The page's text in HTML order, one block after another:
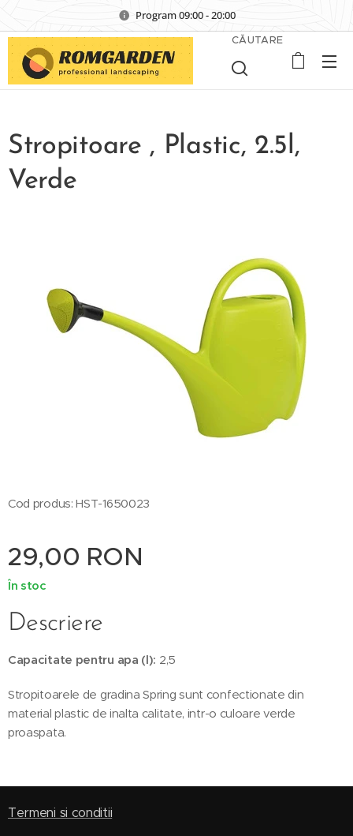
Program 09:00 - 20:00
CĂUTARE
Stropitoare , Plastic, 2.5l,
Verde
Cod produs: HST-1650023
29,00 RON
În stoc
Descriere
Capacitate pentru apa (l): 2,5
Stropitoarele de gradina Spring sunt confectionate din
material plastic de inalta calitate, intr-o culoare verde
proaspata.
Termeni si conditii